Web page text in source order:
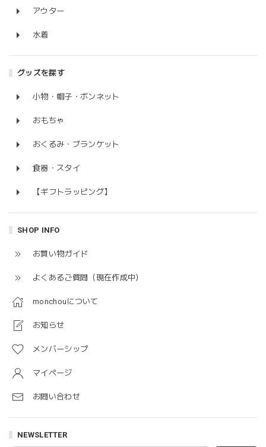
アウター
水着
グッズを探す
小物・帽子・ボンネット
おもちゃ
おくるみ・ブランケット
食器・スタイ
【ギフトラッピング】
SHOP INFO
お買い物ガイド
よくあるご質問（現在作成中）
monchouについて
お知らせ
メンバーシップ
マイページ
お問い合わせ
NEWSLETTER